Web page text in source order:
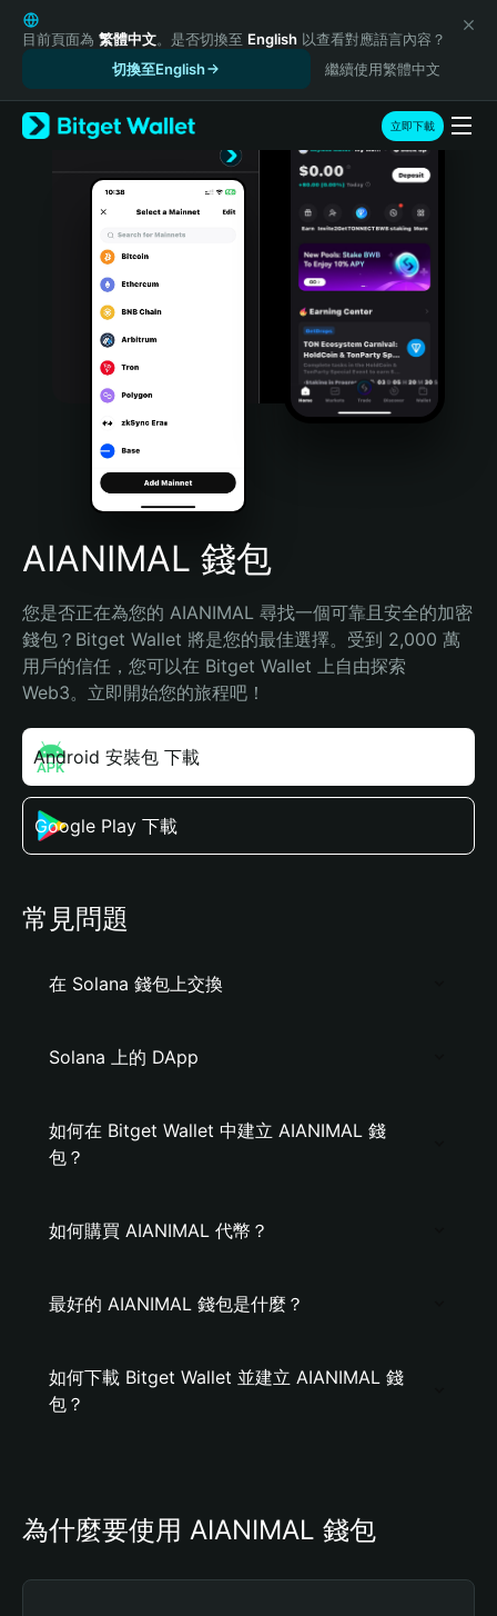
English
日本語
Русский
Español (Latinoamérica)
Türkçe
Português (Portugal)
Bahasa Indonesia
Português (Brasil)
Español (Argentina)
目前頁面為 繁體中文。是否切換至 English 以查看對應語言內容？
切換至English
繼續使用繁體中文
立即下載
AIANIMAL 錢包
您是否正在為您的 AIANIMAL 尋找一個可靠且安全的加密
錢包？Bitget Wallet 將是您的最佳選擇。受到 2,000 萬
用戶的信任，您可以在 Bitget Wallet 上自由探索
Web3。立即開始您的旅程吧！
Android 安裝包 下載
Google Play 下載
常見問題
在 Solana 錢包上交換
Solana 上的 DApp
如何在 Bitget Wallet 中建立 AIANIMAL 錢
包？
如何購買 AIANIMAL 代幣？
最好的 AIANIMAL 錢包是什麼？
如何下載 Bitget Wallet 並建立 AIANIMAL 錢
包？
為什麼要使用 AIANIMAL 錢包